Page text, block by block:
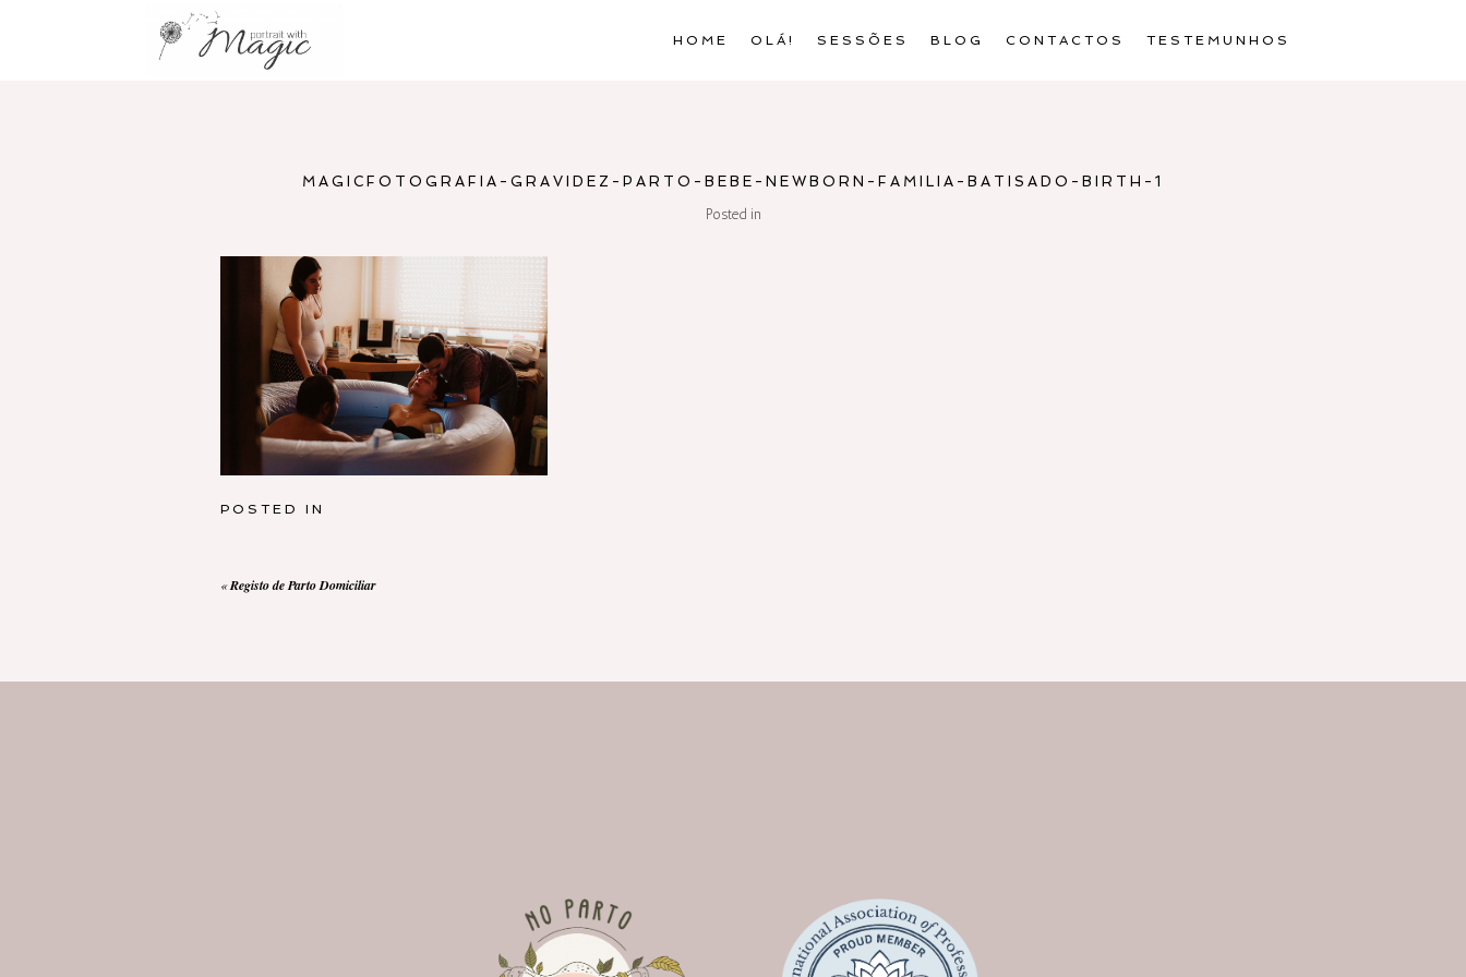
HOME OLÁ! SESSÕES BLOG CONTACTOS TESTEMUNHOS
MAGICFOTOGRAFIA-GRAVIDEZ-PARTO-BEBE-NEWBORN-FAMILIA-BATISADO-BIRTH-1
Posted in
POSTED IN
«Registo de Parto Domiciliar